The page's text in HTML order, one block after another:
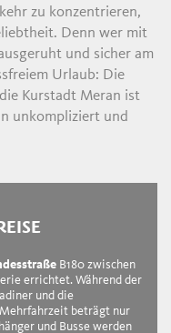
zu konzentrieren,
Denn wer mit
und sicher am
Urlaub: Die
Kurstadt Meran ist
unkompliziert und
B180 zwischen
errichtet. Während der
und die
beträgt nur
und Busse werden